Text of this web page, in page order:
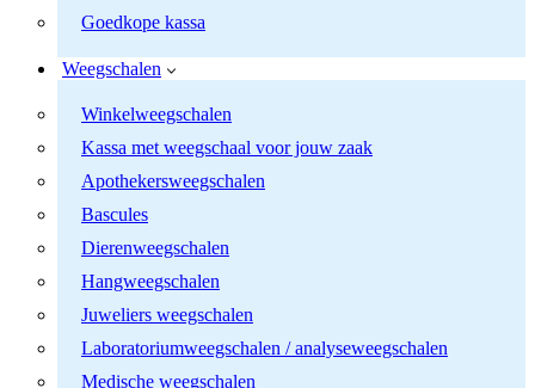
Goedkope kassa
Weegschalen
Winkelweegschalen
Kassa met weegschaal voor jouw zaak
Apothekersweegschalen
Bascules
Dierenweegschalen
Hangweegschalen
Juweliers weegschalen
Laboratoriumweegschalen / analyseweegschalen
Medische weegschalen